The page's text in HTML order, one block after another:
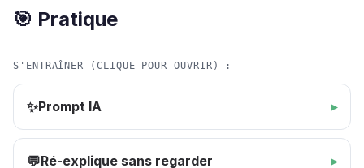
🎯 Pratique
S'ENTRAÎNER (CLIQUE POUR OUVRIR) :
✨Prompt IA
💬Ré-explique sans regarder